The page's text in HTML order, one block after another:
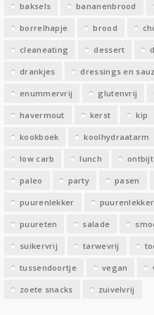
baksels bananenbrood
borrelhapje brood
cleaneating dessert
drankjes dressings en
enummervrij glutenvrij
havermout kerst kip
kookboek koolhydraatarm
low carb lunch ontbijt
paleo party pasen
puurenlekker
puureten salade
suikervrij tarwevrij
tussendoortje vegan
zoete snacks zuivelvrij